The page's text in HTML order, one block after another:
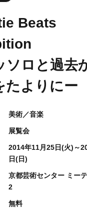
営体制
内
Beats
ソロと過去
たよりにー
美術／音楽
展覧会
2014年11月25日(火)～
日(日)
京都芸術センター ミー
2
無料